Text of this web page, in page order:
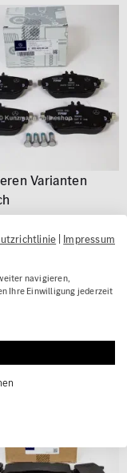
(1)
Vorderachse |
W246 | Original
ab 66,00 €
| Impressum
navigieren,
Ihre Einwilligung jederzeit